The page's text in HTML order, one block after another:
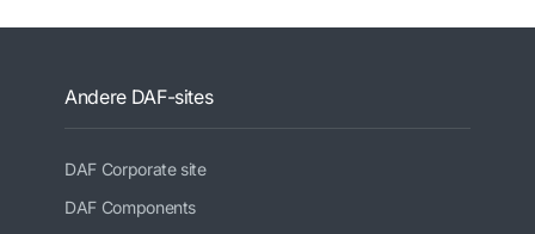
Andere DAF-sites
DAF Corporate site
DAF Components